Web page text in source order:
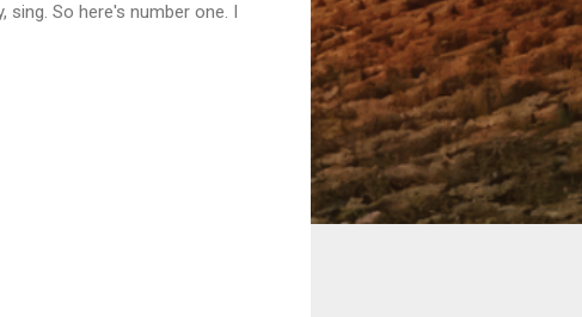
So here's number one. I